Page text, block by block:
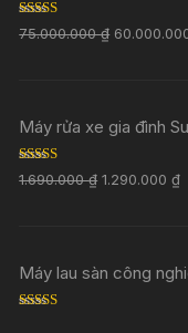
Rated5.00
out of 5
75.000.000₫
Máy rửa xe gia đình
Rated 5.00
out of 5
1.690.000₫ 1.290.000₫
Máy lau sàn công